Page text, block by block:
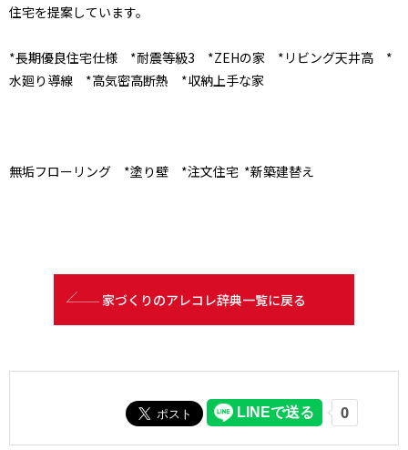
住宅を提案しています。
*長期優良住宅仕様 *耐震等級3 *ZEHの家 *リビング天井高 *
水廻り導線 *高気密高断熱 *収納上手な家
無垢フローリング *塗り壁 *注文住宅 *新築建替え
家づくりのアレコレ辞典一覧に戻る